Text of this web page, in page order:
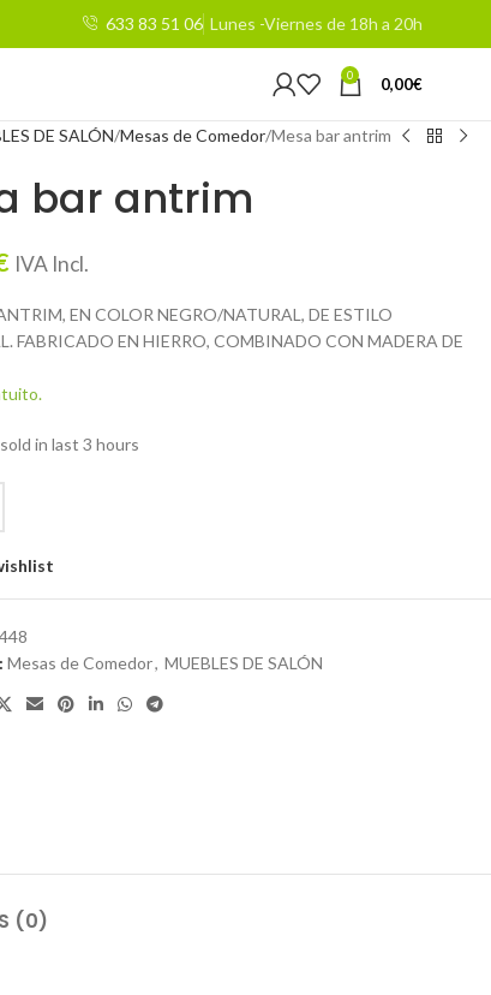
633 83 51 06 Lunes -Viernes de 18h a 20h
0 0,00€
DE SALÓN Mesas de Comedor Mesa bar antrim
bar antrim
IVA Incl.
EN COLOR NEGRO/NATURAL, DE ESTILO
FABRICADO EN HIERRO, COMBINADO CON MADERA DE
in last 3 hours
Mesas de Comedor, MUEBLES DE SALÓN
(0)